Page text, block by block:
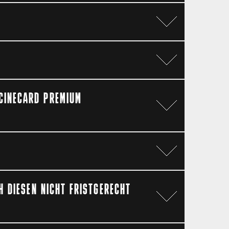
VI. Rücktritt und Widerruf /
PREMIUM
der CineCard Premium
werden können keine Punkte
NICHT FRISTGERECHT